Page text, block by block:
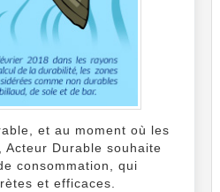
et au moment où les
Durable souhaite
consommation, qui
et efficaces.